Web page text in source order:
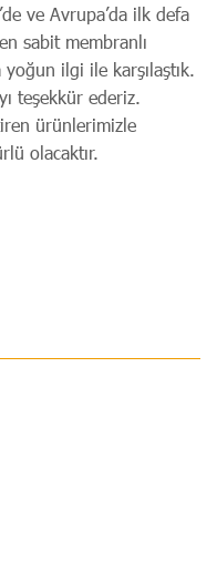
ve Avrupa’da ilk defa
sabit membranlı
ilgi ile karşılaştık.
teşekkür ederiz.
ürünlerimizle
olacaktır.